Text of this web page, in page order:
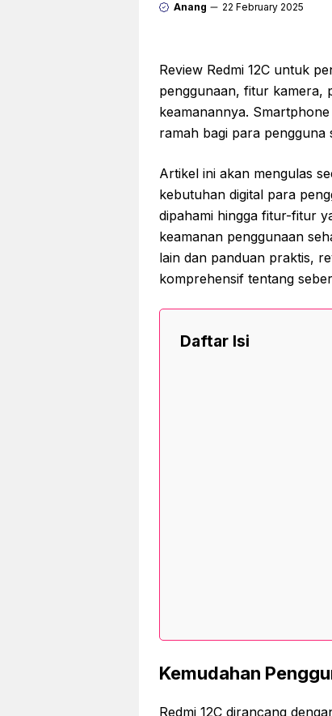
Anang 22 February 2025
Review Redmi 12C untuk
penggunaan, fitur kamera,
keamanannya.
ramah bagi para pengguna
Artikel ini akan mengulas
kebutuhan digital para
dipahami hingga fitur-fitur
keamanan penggunaan
lain dan panduan praktis,
komprehensif tentang
Daftar Isi
Kemudahan
Redmi 12C dirancang